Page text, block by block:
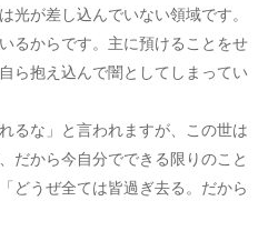
光が差し込んでいない領域です。
るからです。主に預けることをせ
ら抱え込んで闇としてしまってい
るな」と言われますが、この世は
だから今自分でできる限りのこと
どうぜ全ては皆過ぎ去る。だから